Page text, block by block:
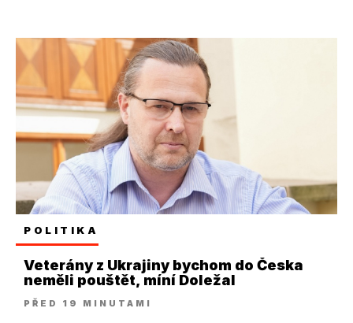
POLITIKA
Veterány z Ukrajiny bychom do Česka
neměli pouštět, míní Doležal
PŘED 19 MINUTAMI